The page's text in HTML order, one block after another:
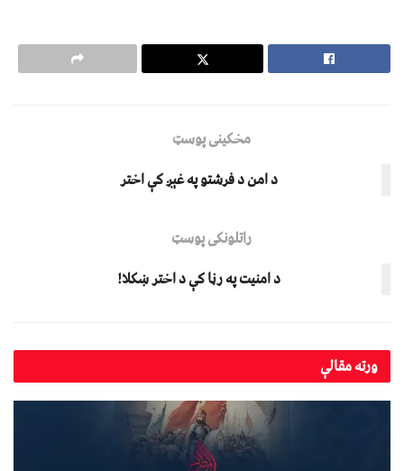
مخکینی پوسټ
د امن د فرشتو په غېږ کې اختر
راتلونکی پوسټ
د امنیت په رڼا کې د اختر ښکلا!
ورتهمقالې